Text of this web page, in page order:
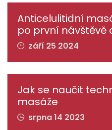
Anticelulitidní
po první návštěvě
září 25 2024
Jak se naučit
masáže
srpna 14 2023